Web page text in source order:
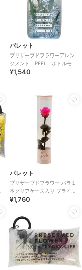
パレット
プリザーブドフラワーアレン
ジメント PFEL ボトルモ
ス アイスランドパウダーブ
¥1,540
パレット
プリザーブドフラワー バラ１
本クリアケース入り ブライト
ピンク
¥1,760